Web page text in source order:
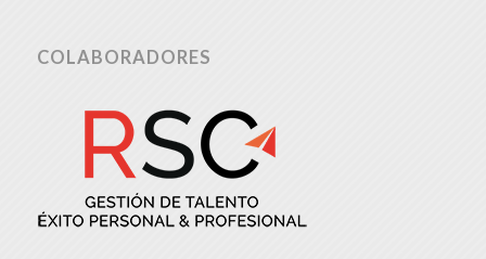
COLABORADORES